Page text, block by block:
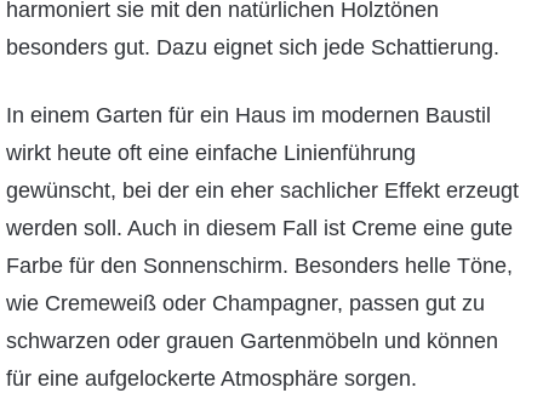
harmoniert sie mit den natürlichen Holztönen
besonders gut. Dazu eignet sich jede Schattierung.
In einem Garten für ein Haus im modernen Baustil
wirkt heute oft eine einfache Linienführung
gewünscht, bei der ein eher sachlicher Effekt erzeugt
werden soll. Auch in diesem Fall ist Creme eine gute
Farbe für den Sonnenschirm. Besonders helle Töne,
wie Cremeweiß oder Champagner, passen gut zu
schwarzen oder grauen Gartenmöbeln und können
für eine aufgelockerte Atmosphäre sorgen.